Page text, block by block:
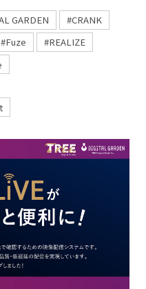
GARDEN
#CRANK
#Fuze
#REALIZE